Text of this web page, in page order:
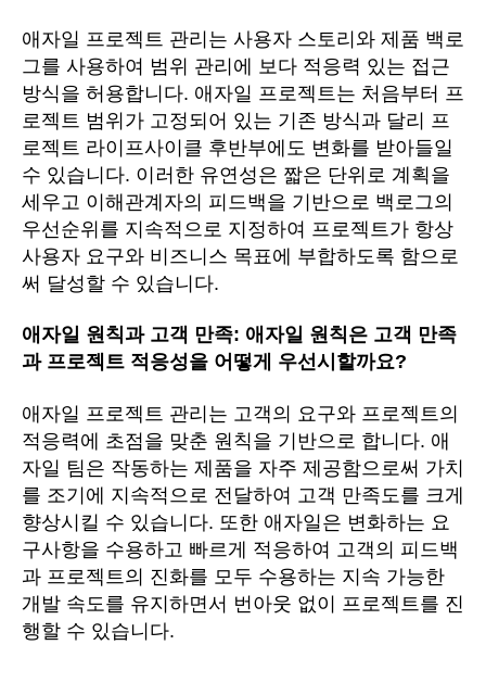
애자일 프로젝트 관리는 사용자 스토리와 제품 백로
그를 사용하여 범위 관리에 보다 적응력 있는 접근
방식을 허용합니다. 애자일 프로젝트는 처음부터 프
로젝트 범위가 고정되어 있는 기존 방식과 달리 프
로젝트 라이프사이클 후반부에도 변화를 받아들일
수 있습니다. 이러한 유연성은 짧은 단위로 계획을
세우고 이해관계자의 피드백을 기반으로 백로그의
우선순위를 지속적으로 지정하여 프로젝트가 항상
사용자 요구와 비즈니스 목표에 부합하도록 함으로
써 달성할 수 있습니다.
애자일 원칙과 고객 만족: 애자일 원칙은 고객 만족
과 프로젝트 적응성을 어떻게 우선시할까요?
애자일 프로젝트 관리는 고객의 요구와 프로젝트의
적응력에 초점을 맞춘 원칙을 기반으로 합니다. 애
자일 팀은 작동하는 제품을 자주 제공함으로써 가치
를 조기에 지속적으로 전달하여 고객 만족도를 크게
향상시킬 수 있습니다. 또한 애자일은 변화하는 요
구사항을 수용하고 빠르게 적응하여 고객의 피드백
과 프로젝트의 진화를 모두 수용하는 지속 가능한
개발 속도를 유지하면서 번아웃 없이 프로젝트를 진
행할 수 있습니다.